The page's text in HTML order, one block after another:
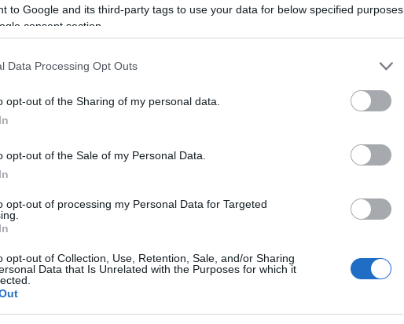
to Google and its third-party tags to use your data for below specified purposes
consent section.
Data Processing Opt Outs
opt-out of the Sharing of my personal data.
opt-out of the Sale of my Personal Data.
opt-out of processing my Personal Data for Targeted
opt-out of Collection, Use, Retention, Sale, and/or Sharing
Data that Is Unrelated with the Purposes for which it
Grinch sarà presente per
simpatica “cattiveria” natalizia!
calda gratuiti
i ricordi più dolci!
Park – Golfo Aranci
la magia del Natale!
nazionali?